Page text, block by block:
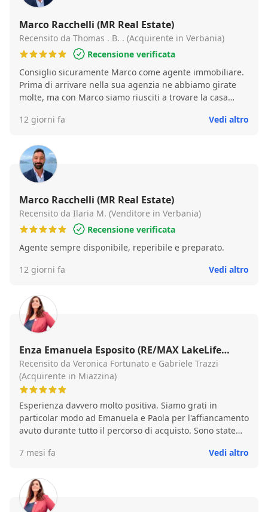
Marco Racchelli (MR Real Estate)
Recensito da Thomas . B. . (Acquirente in Verbania)
Recensione verificata
Consiglio sicuramente Marco come agente immobiliare.
Prima di arrivare nella sua agenzia ne abbiamo girate
molte, ma con Marco siamo riusciti a trovare la casa
professionalità.
12 giorni fa Vedi altro
Marco Racchelli (MR Real Estate)
Recensito da Ilaria M. (Venditore in Verbania)
Recensione verificata
Agente sempre disponibile, reperibile e preparato.
12 giorni fa
Vedi altro
Enza Emanuela Esposito (RE/MAX LakeLife
Arona)
Recensito da Veronica Fortunato e Gabriele Trazzi
(Acquirente in Miazzina)
Esperienza davvero molto positiva. Siamo grati in
particolar modo ad Emanuela e Paola per l'affiancamento
avuto durante tutto il percorso di acquisto. Sono state
e ostacoli che possono verificarsi durante una
peripezie catastali. Ci hanno spalleggiato, supportato,
sollecitavano rendendosi più che dei tramiti, senza di
loro non avremmo sicuramente potuto destreggiarsi in
7 mesi fa Vedi altro